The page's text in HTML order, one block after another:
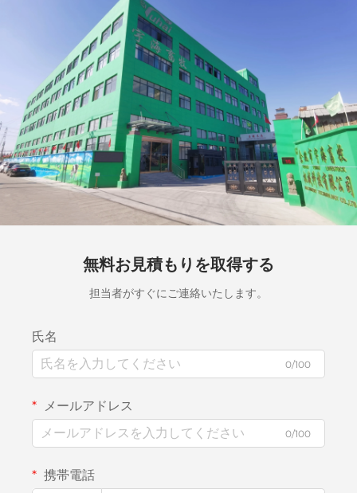
無料お見積もりを取得する
担当者がすぐにご連絡いたします。
氏名
0/100
メールアドレス
0/100
携帯電話